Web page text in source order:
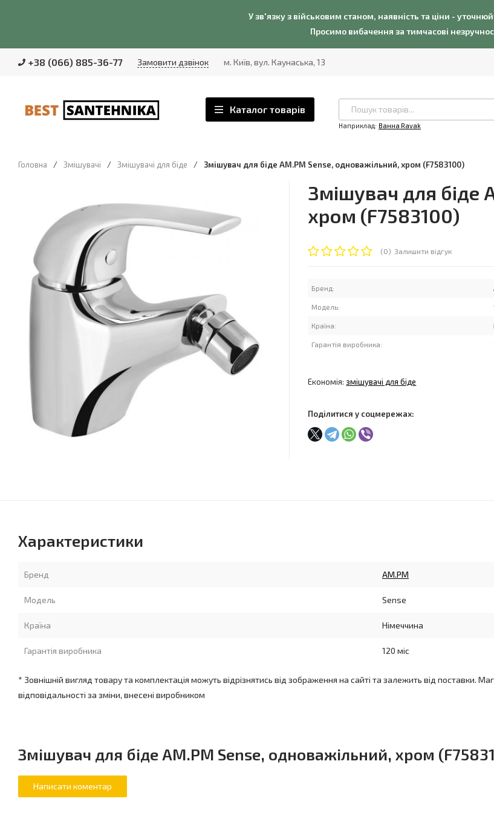
У зв'язку з військовим станом, наявність та ціни -
Просимо вибачення за тимчасові
+38 (066) 885-36-77 Замовити дзвінок м. Київ, вул. Каунаська, 13
Каталог товарів
Наприклад: Ванна Ravak
Головна / Змішувачі / Змішувачі для біде / Змішувач для біде AM.PM Sense, одноважільний, хром (F7583100)
Змішувач для біде
хром (F7583100)
(0) Залишити відгук
Бренд:
Модель:
Країна:
Гарантія виробника:
Економія: змішувачі для біде
Поділитися у соцмережах:
Характеристики
Бренд AM.PM
Модель Sense
Країна Німеччина
Гарантія виробника 120 міс
* Зовнішній вигляд товару та комплектація можуть відрізнятись від зображення на сайті та залежить від поставки.
відповідальності за зміни, внесені виробником
Змішувач для біде AM.PM Sense, одноважільний, хром